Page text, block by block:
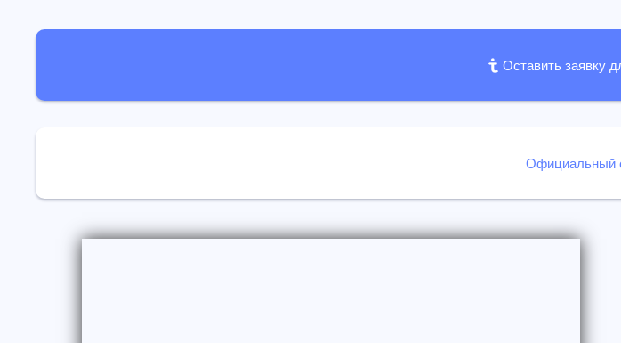
Оставить заявку
Официальный